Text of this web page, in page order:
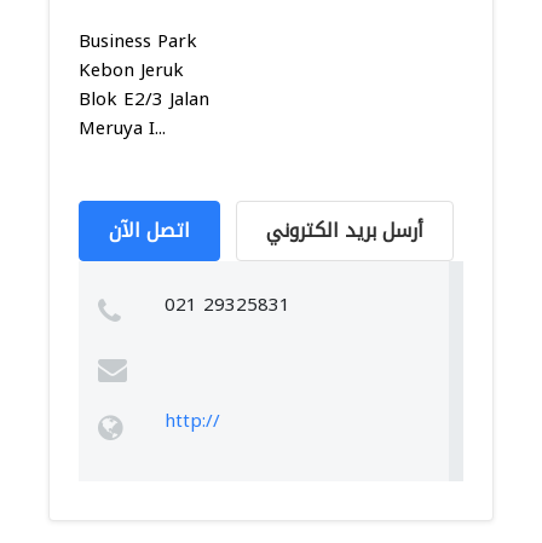
Business Park
Kebon Jeruk
Blok E2/3 Jalan
Meruya I...
اتصل الآن أرسل بريد الكتروني
021 29325831
http://